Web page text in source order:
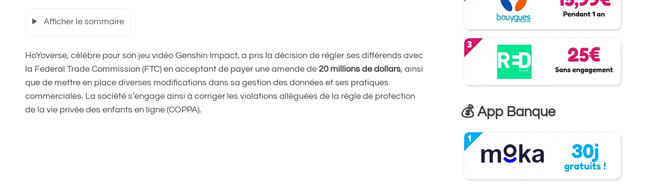
Afficher le sommaire
HoYoverse, célèbre pour son jeu vidéo Genshin Impact, a pris la décision de régler ses différends avec
la Federal Trade Commission (FTC) en acceptant de payer une amende de 20 millions de dollars, ainsi
que de mettre en place diverses modifications dans sa gestion des données et ses pratiques
commerciales. La société s’engage ainsi à corriger les violations alléguées de la règle de protection
de la vie privée des enfants en ligne (COPPA).
💰 App Banque